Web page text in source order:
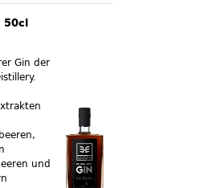
50cl
Gin der
und